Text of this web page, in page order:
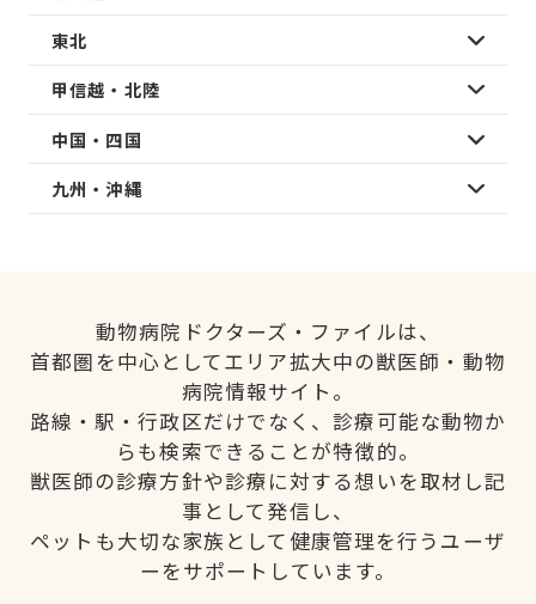
東北
甲信越・北陸
中国・四国
九州・沖縄
動物病院ドクターズ・ファイルは、
首都圏を中心としてエリア拡大中の獣医師・動物
病院情報サイト。
路線・駅・行政区だけでなく、診療可能な動物か
らも検索できることが特徴的。
獣医師の診療方針や診療に対する想いを取材し記
事として発信し、
ペットも大切な家族として健康管理を行うユーザ
ーをサポートしています。